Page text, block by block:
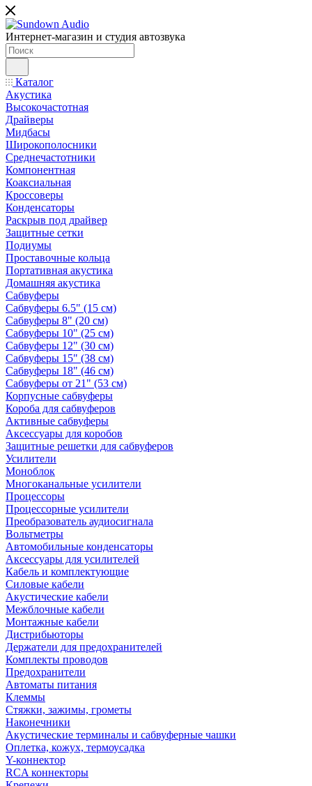
Интернет-магазин и студия автозвука
Каталог
Акустика
Высокочастотная
Драйверы
Мидбасы
Широкополосники
Среднечастотники
Компонентная
Коаксиальная
Кроссоверы
Конденсаторы
Раскрыв под драйвер
Защитные сетки
Подиумы
Проставочные кольца
Портативная акустика
Домашняя акустика
Сабвуферы
Сабвуферы 6.5" (15 см)
Сабвуферы 8" (20 см)
Сабвуферы 10" (25 см)
Сабвуферы 12" (30 см)
Сабвуферы 15" (38 см)
Сабвуферы 18" (46 см)
Сабвуферы от 21" (53 см)
Корпусные сабвуферы
Короба для сабвуферов
Активные сабвуферы
Аксессуары для коробов
Защитные решетки для сабвуферов
Усилители
Моноблок
Многоканальные усилители
Процессоры
Процессорные усилители
Преобразователь аудиосигнала
Вольтметры
Автомобильные конденсаторы
Аксессуары для усилителей
Кабель и комплектующие
Силовые кабели
Акустические кабели
Межблочные кабели
Монтажные кабели
Дистрибьюторы
Держатели для предохранителей
Комплекты проводов
Предохранители
Автоматы питания
Клеммы
Стяжки, зажимы, грометы
Наконечники
Акустические терминалы и сабвуферные чашки
Оплетка, кожух, термоусадка
Y-коннектор
RCA коннекторы